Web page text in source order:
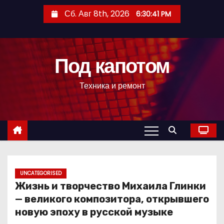
с
Сб. Авг 8th, 2026 6:30:42 PM
Под капотом
Техника и ремонт
UNCATEGORISED
Жизнь и творчество Михаила Глинки
— великого композитора, открывшего
новую эпоху в русской музыке